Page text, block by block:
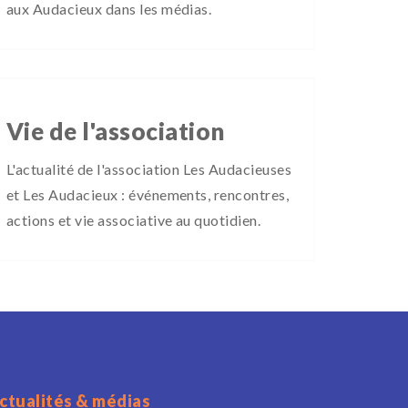
aux Audacieux dans les médias.
Vie de l'association
L'actualité de l'association Les Audacieuses
et Les Audacieux : événements, rencontres,
actions et vie associative au quotidien.
& médias